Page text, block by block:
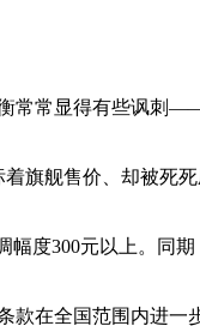
常常显得有些讽刺
旗舰售价、却被死
度300元以上。同
在全国范围内进